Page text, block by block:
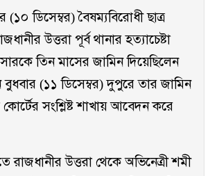
ডিসেম্বর) বৈষম্যবিরোধী ছাত্র
উত্তরা পূর্ব থানার হত্যাচেষ্টা
তিন মাসের জামিন দিয়েছিলেন
বুধবার (১১ ডিসেম্বর) দুপুরে তার জামিন
কোর্টের সংশ্লিষ্ট শাখায় আবেদন করে
রাজধানীর উত্তরা থেকে অভিনেত্রী শমী